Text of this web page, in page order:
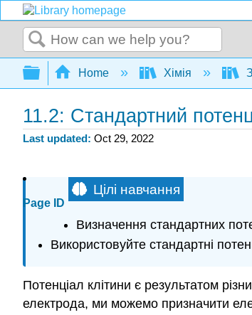
Search
Expand/collapse global
Home Хімія
11.2: Стандартний
Last updated Oct 29, 2022
Page ID
Цілі навчання
Визначення стандартних
Використовуйте стандартні
Потенціал клітини є результатом
електрода, ми можемо призначити